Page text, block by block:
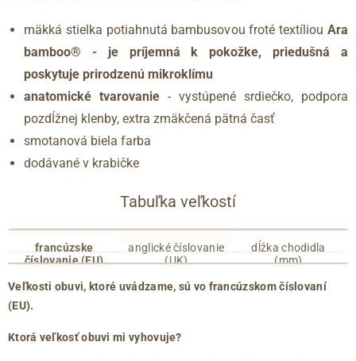
mäkká stielka potiahnutá bambusovou froté textíliou Ara
bamboo® - je príjemná k pokožke, priedušná a
poskytuje prirodzenú mikroklímu
anatomické tvarovanie - vystúpené srdiečko, podpora
pozdĺžnej klenby, extra zmäkčená pätná časť
smotanová biela farba
dodávané v krabičke
Tabuľka veľkostí
francúzske
číslovanie (EU)
35
36
37
anglické číslovanie
(UK)
2.5
3
4
dĺžka chodidla
(mm)
215
220
Veľkosti obuvi, ktoré uvádzame, sú vo francúzskom číslovaní
(EU).
Ktorá veľkosť obuvi mi vyhovuje?